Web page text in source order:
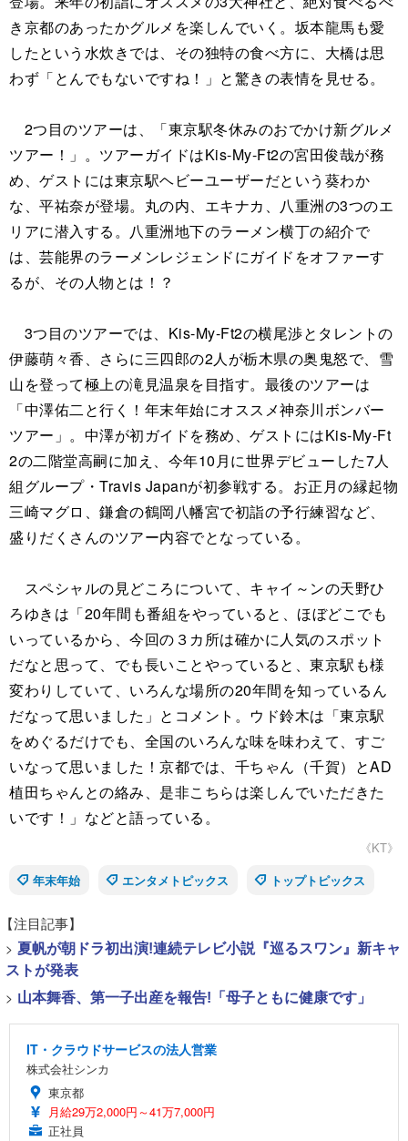
き京都のあったかグルメを楽しんでいく。坂本龍馬も愛
したという水炊きでは、その独特の食べ方に、大橋は思
わず「とんでもないですね！」と驚きの表情を見せる。
2つ目のツアーは、「東京駅冬休みのおでかけ新グルメ
ツアー！」。ツアーガイドはKis-My-Ft2の宮田俊哉が務
め、ゲストには東京駅ヘビーユーザーだという葵わか
な、平祐奈が登場。丸の内、エキナカ、八重洲の3つのエ
リアに潜入する。八重洲地下のラーメン横丁の紹介で
は、芸能界のラーメンレジェンドにガイドをオファーす
るが、その人物とは！？
3つ目のツアーでは、Kis-My-Ft2の横尾渉とタレントの
伊藤萌々香、さらに三四郎の2人が栃木県の奥鬼怒で、雪
山を登って極上の滝見温泉を目指す。最後のツアーは
「中澤佑二と行く！年末年始にオススメ神奈川ボンバー
ツアー」。中澤が初ガイドを務め、ゲストにはKis-My-Ft
2の二階堂高嗣に加え、今年10月に世界デビューした7人
組グループ・Travis Japanが初参戦する。お正月の縁起物
三崎マグロ、鎌倉の鶴岡八幡宮で初詣の予行練習など、
盛りだくさんのツアー内容でとなっている。
スペシャルの見どころについて、キャイ～ンの天野ひ
ろゆきは「20年間も番組をやっていると、ほぼどこでも
いっているから、今回の３カ所は確かに人気のスポット
だなと思って、でも長いことやっていると、東京駅も様
変わりしていて、いろんな場所の20年間を知っているん
だなって思いました」とコメント。ウド鈴木は「東京駅
をめぐるだけでも、全国のいろんな味を味わえて、すご
いなって思いました！京都では、千ちゃん（千賀）とAD
植田ちゃんとの絡み、是非こちらは楽しんでいただきた
いです！」などと語っている。
《KT》
年末年始
エンタメトピックス トップトピックス
【注目記事】
> 夏帆が朝ドラ初出演!連続テレビ小説『巡るスワン』新キャ
ストが発表
> 山本舞香、第一子出産を報告!「母子ともに健康です」
IT・クラウドサービスの法人営業
株式会社シンカ
東京都
月給29万2,000円～41万7,000円
正社員